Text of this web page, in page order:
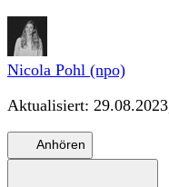
Nicola Pohl (npo)
Aktualisiert:
Anhören